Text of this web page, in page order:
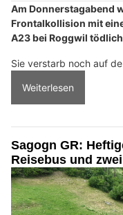
Am Donnerstagabend
Frontalkollision mit
A23 bei Roggwil
Sie verstarb noch auf
Weiterlesen
Sagogn GR:
Reisebus und